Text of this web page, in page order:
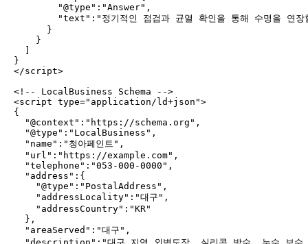
        "@type":"Answer",
"text":"정기적인 점검과 균열 확인을 통해 수명을 연장
      }
    }
  ]
}
</script>
<!-- LocalBusiness Schema -->
<script type="application/ld+json">
{
  "@context":"https://schema.org",
  "@type":"LocalBusiness",
  "name":"청아페인트",
  "url":"https://example.com",
  "telephone":"053-000-0000",
  "address":{
    "@type":"PostalAddress",
    "addressLocality":"대구",
    "addressCountry":"KR"
  },
  "areaServed":"대구",